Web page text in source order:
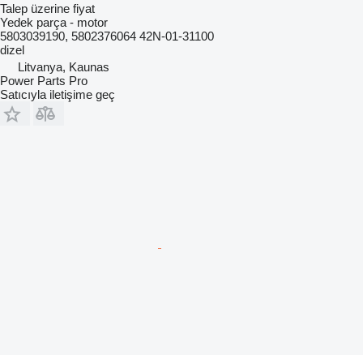
Talep üzerine fiyat
Yedek parça - motor
5803039190, 5802376064 42N-01-31100
dizel
Litvanya, Kaunas
Power Parts Pro
Satıcıyla iletişime geç